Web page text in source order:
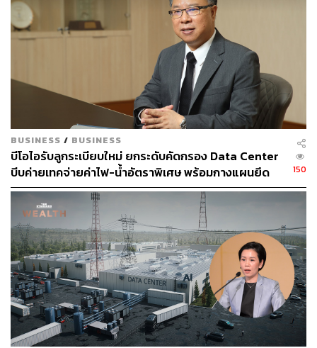
อุตสาหกรรมเกษตรและแปรรูปอาหาร 87,646 ล้าน
บาท 329 โครงการ ส่วนใหญ่เป็นการลงทุนในกิจการ
ผลิตอาหาร เครื่องดื่มและสิ่งปรุงแต่งอาหาร กิจการ
ผลิตอาหารสัตว์ กิจการผลิตน้ำมันหรือไขมันจากพืช
หรือสัตว์ กิจการผลิตบรรจุภัณฑ์จากผลผลิตหรือเศษ
วัสดุทางการเกษตร กิจการขยายพันธุ์สัตว์และเลี้ยงสัตว์
อุตสาหกรรมปิโตรเคมีและเคมีภัณฑ์ 49,061 ล้านบาท
235 โครงการ ส่วนใหญ่เป็นการผลิตเคมีภัณฑ์ พอลิเม
อร์ชนิดพิเศษ พลาสติกสำหรับอุตสาหกรรม และบรรจุ
ภัณฑ์ชนิดหลายชั้น
BUSINESS / BUSINESS
บีโอไอรับลูกระเบียบใหม่ ยกระดับคัดกรอง Data Center
บีบค่ายเทคจ่ายค่าไฟ-น้ำอัตราพิเศษ พร้อมกางแผนยึด
ประโยชน์ประเทศเป็นหลัก
150